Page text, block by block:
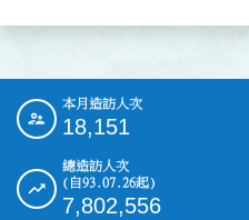
::: 本月造訪人次
18,151
總造訪人次
(自93.07.26起)
7,802,556